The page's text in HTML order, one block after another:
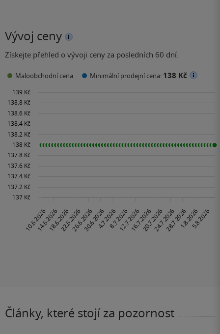
Vývoj ceny
Získejte přehled o vývoji ceny za posledních 60 dní.
Maloobchodní cena Minimální prodejní cena: 138 Kč
Články, které stojí za pozornost